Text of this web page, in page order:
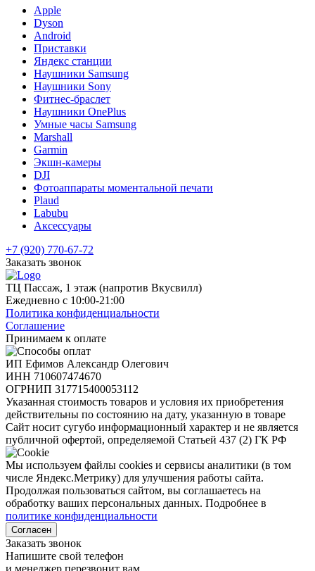
Apple
Dyson
Android
Приставки
Яндекс станции
Наушники Samsung
Наушники Sony
Фитнес-браслет
Наушники OnePlus
Умные часы Samsung
Marshall
Garmin
Экшн-камеры
DJI
Фотоаппараты моментальной печати
Plaud
Labubu
Аксессуары
+7 (920) 770-67-72
Заказать звонок
ТЦ Пассаж, 1 этаж (напротив Вкусвилл)
Ежедневно с 10:00-21:00
Политика конфиденциальности
Соглашение
Принимаем к оплате
ИП Ефимов Александр Олегович
ИНН 710607474670
ОГРНИП 317715400053112
Указанная стоимость товаров и условия их приобретения
действительны по состоянию на дату, указанную в товаре
Сайт носит сугубо информационный характер и не является
публичной офертой, определяемой Статьей 437 (2) ГК РФ
Мы используем файлы cookies и сервисы аналитики (в том
числе Яндекс.Метрику) для улучшения работы сайта.
Продолжая пользоваться сайтом, вы соглашаетесь на
обработку ваших персональных данных. Подробнее в
политике конфиденциальности
Согласен
Заказать звонок
Напишите свой телефон
и менеджер перезвонит вам